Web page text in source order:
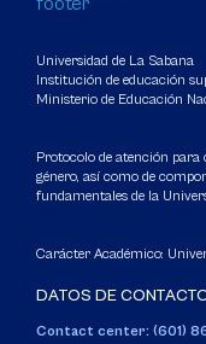
Universidad de La Sabana
Institución de educación
Ministerio de Educación
Protocolo de atención para
género, así como de
fundamentales de la
Carácter Académico:
DATOS DE
Contact center: (601)